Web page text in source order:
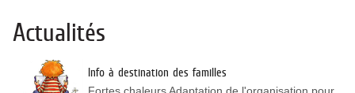
Actualités
Info à destination des familles